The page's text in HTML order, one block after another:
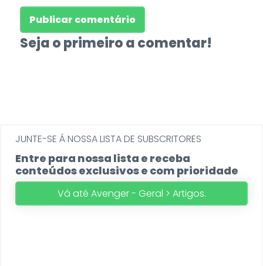
Seja o primeiro a comentar!
JUNTE-SE Á NOSSA LISTA DE SUBSCRITORES
Entre para nossa lista e receba
conteúdos exclusivos e com prioridade
Vá até Avenger - Geral > Artigos.